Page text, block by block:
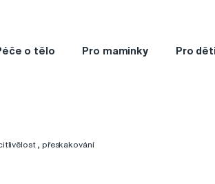
o tělo Pro maminky Pro děti
, přeskakování